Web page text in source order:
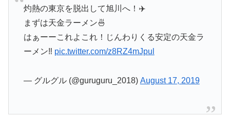
灼熱の東京を脱出して旭川へ！✈️
まずは天金ラーメン🍜
はぁーーこれよこれ！じんわりくる安定の天金ラ
ーメン‼️ pic.twitter.com/z8RZ4mJpul
— グルグル (@guruguru_2018) August 17, 2019